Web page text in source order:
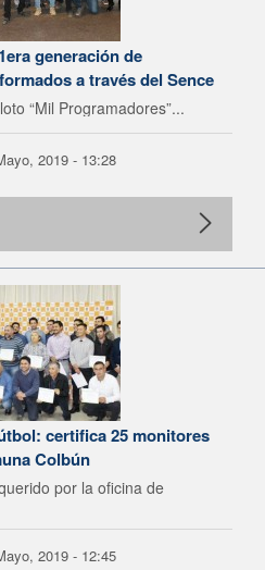
generación de
a través del Sence
“Mil Programadores”...
2019 - 13:28
certifica 25 monitores
Colbún
por la oficina de
2019 - 12:45